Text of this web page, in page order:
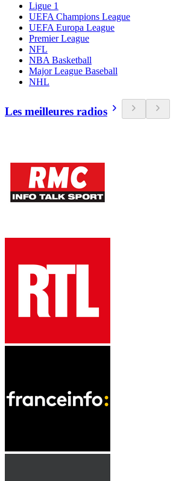
Ligue 1
UEFA Champions League
UEFA Europa League
Premier League
NFL
NBA Basketball
Major League Baseball
NHL
Les meilleures radios